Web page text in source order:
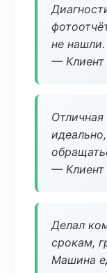
не нашли.
— Клиент
— Клиент
Делал
срокам,
Машина